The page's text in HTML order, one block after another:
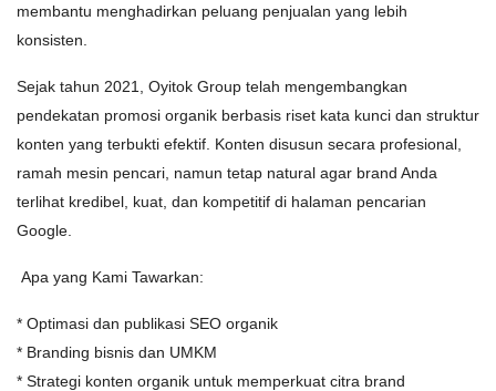
membantu menghadirkan peluang penjualan yang lebih
konsisten.
Sejak tahun 2021, Oyitok Group telah mengembangkan
pendekatan promosi organik berbasis riset kata kunci dan struktur
konten yang terbukti efektif. Konten disusun secara profesional,
ramah mesin pencari, namun tetap natural agar brand Anda
terlihat kredibel, kuat, dan kompetitif di halaman pencarian
Google.
Apa yang Kami Tawarkan:
* Optimasi dan publikasi SEO organik
* Branding bisnis dan UMKM
* Strategi konten organik untuk memperkuat citra brand